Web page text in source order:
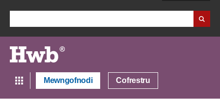
Mewngofnodi Cofrestru